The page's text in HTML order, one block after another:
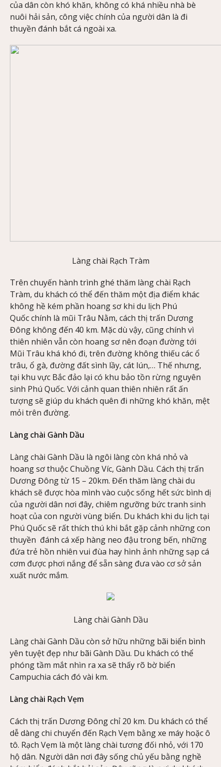
của dân còn khó khăn, không có khá nhiều nhà bè
nuôi hải sản, công việc chính của người dân là đi
thuyền đánh bắt cá ngoài xa.
Làng chài Rạch Tràm
Trên chuyến hành trình ghé thăm làng chài Rạch
Tràm, du khách có thể đến thăm một địa điểm khác
không hề kém phần hoang sơ khi du lịch Phú
Quốc chính là mũi Trâu Nằm, cách thị trấn Dương
Đông không đến 40 km. Mặc dù vậy, cũng chính vì
thiên nhiên vẫn còn hoang sơ nên đoạn đường tới
Mũi Trâu khá khó đi, trên đường không thiếu các ổ
trâu, ổ gà, đường đất sình lầy, cát lún,… Thế nhưng,
tại khu vực Bắc đảo lại có khu bảo tồn rừng nguyên
sinh Phú Quốc. Với cảnh quan thiên nhiên rất ấn
tượng sẽ giúp du khách quên đi những khó khăn, mệt
mỏi trên đường.
Làng chài Gành Dầu
Làng chài Gành Dầu là ngôi làng còn khá nhỏ và
hoang sơ thuộc Chuồng Víc, Gành Dầu. Cách thị trấn
Dương Đông từ 15 – 20km. Đến thăm làng chài du
khách sẽ được hòa mình vào cuộc sống hết sức bình dị
của người dân nơi đây, chiêm ngưỡng bức tranh sinh
hoạt của con người vùng biển. Du khách khi du lịch tại
Phú Quốc sẽ rất thích thú khi bắt gặp cảnh những con
thuyền đánh cá xếp hàng neo đậu trong bến, những
đứa trẻ hồn nhiên vui đùa hay hình ảnh những sạp cá
cơm được phơi nắng để sẵn sàng đưa vào cơ sở sản
xuất nước mắm.
Làng chài Gành Dầu
Làng chài Gành Dầu còn sở hữu những bãi biển bình
yên tuyệt đẹp như bãi Gành Dầu. Du khách có thể
phóng tầm mắt nhìn ra xa sẽ thấy rõ bờ biển
Campuchia cách đó vài km.
Làng chài Rạch Vẹm
Cách thị trấn Dương Đông chỉ 20 km. Du khách có thể
dễ dàng chi chuyển đến Rạch Vẹm bằng xe máy hoặc ô
tô. Rạch Vẹm là một làng chài tương đối nhỏ, với 170
hộ dân. Người dân nơi đây sống chủ yếu bằng nghề